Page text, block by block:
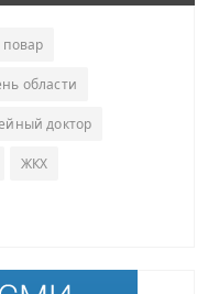
повар
области
доктор
ЖКХ